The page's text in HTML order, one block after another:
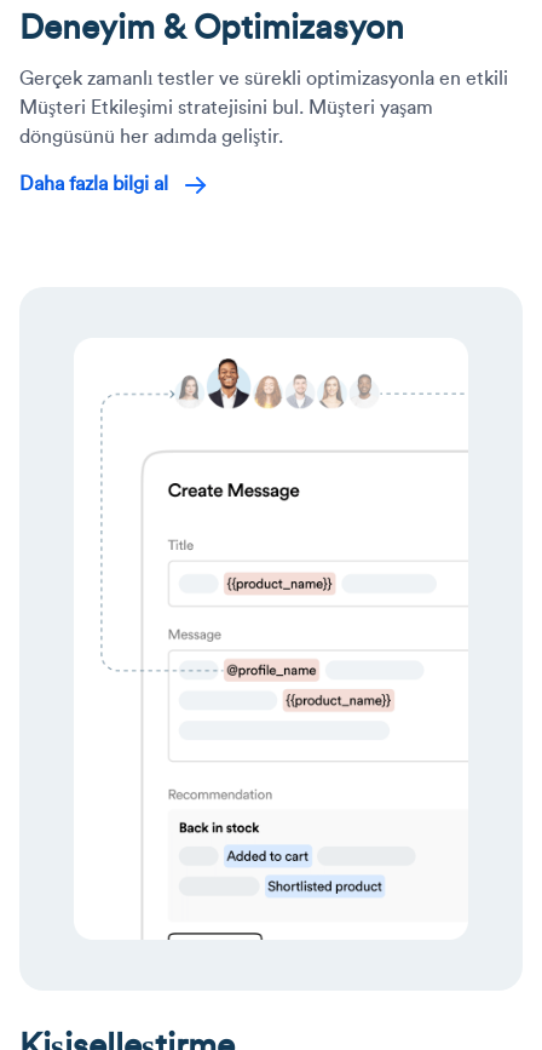
Deneyim & Optimizasyon
Gerçek zamanlı testler ve sürekli optimizasyonla en etkili
Müşteri Etkileşimi stratejisini bul. Müşteri yaşam
döngüsünü her adımda geliştir.
Daha fazla bilgi al